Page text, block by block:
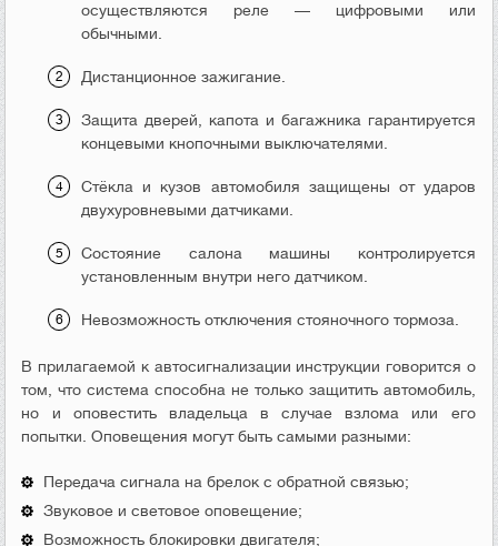
осуществляются реле — цифровыми или
обычными.
Дистанционное зажигание.
Защита дверей, капота и багажника гарантируется
концевыми кнопочными выключателями.
Стёкла и кузов автомобиля защищены от ударов
двухуровневыми датчиками.
Состояние салона машины контролируется
установленным внутри него датчиком.
Невозможность отключения стояночного тормоза.
В прилагаемой к автосигнализации инструкции говорится о
том, что система способна не только защитить автомобиль,
но и оповестить владельца в случае взлома или его
попытки. Оповещения могут быть самыми разными:
Передача сигнала на брелок с обратной связью;
Звуковое и световое оповещение;
Возможность блокировки двигателя;